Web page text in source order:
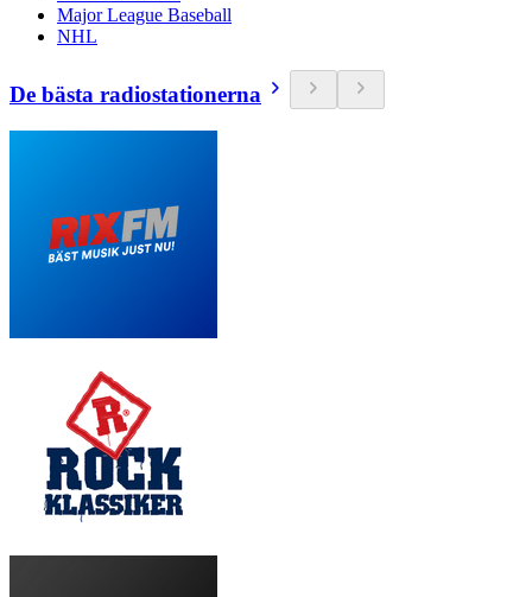
Major League Baseball
NHL
De bästa radiostationerna